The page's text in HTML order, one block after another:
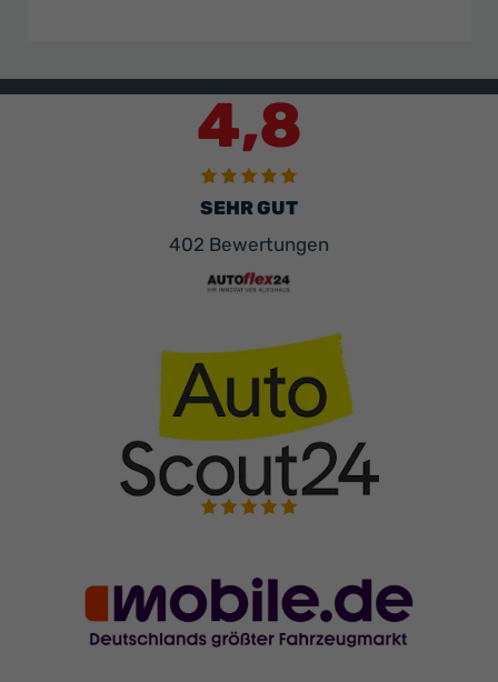
4,8
SEHR GUT
402 Bewertungen